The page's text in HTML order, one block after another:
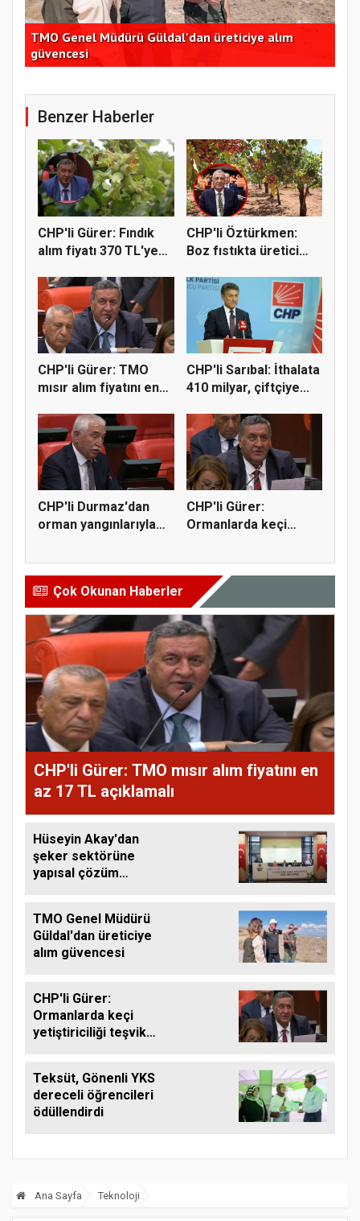
TMO Genel Müdürü Güldal'dan üreticiye alım
güvencesi
Benzer Haberler
CHP'li Gürer: Fındık
alım fiyatı 370 TL'ye
CHP'li Öztürkmen:
Boz fıstıkta üretici
CHP'li Gürer: TMO
mısır alım fiyatını en
CHP'li Sarıbal: İthalata
410 milyar, çiftçiye...
CHP'li Durmaz'dan
orman yangınlarıyla
CHP'li Gürer:
Ormanlarda keçi
Çok Okunan Haberler
CHP'li Gürer: TMO mısır alım fiyatını en
az 17 TL açıklamalı
Hüseyin Akay'dan
şeker sektörüne
yapısal çözüm
TMO Genel Müdürü
Güldal'dan üreticiye
alım güvencesi
CHP'li Gürer:
Ormanlarda keçi
yetiştiriciliği teşvik
Teksüt, Gönenli YKS
dereceli öğrencileri
ödüllendirdi
Ana Sayfa Teknoloji